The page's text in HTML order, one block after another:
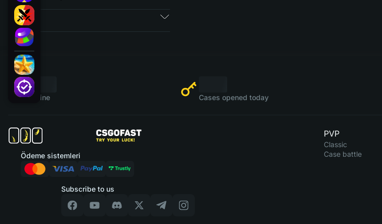
Biletler
Online Cases opened today
Subscribe to us
Ödeme sistemleri
PVP
Classic
Case battle